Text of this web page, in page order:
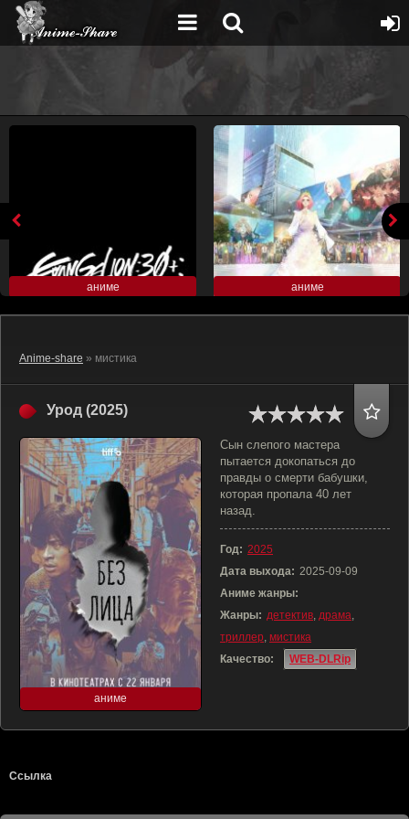
аниме аниме
Anime-share » мистика
Урод (2025)
аниме
Сын слепого мастера
пытается докопаться до
правды о смерти бабушки,
которая пропала 40 лет
назад.
Год: 2025
Дата выхода: 2025-09-09
Аниме жанры:
Жанры: детектив, драма,
триллер, мистика
Качество:
WEB-DLRip
Ссылка